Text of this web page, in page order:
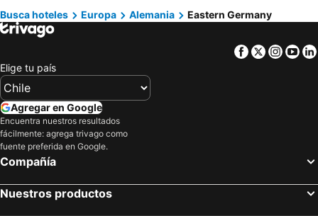
Hoteles en Chiloé
Hoteles en Isla de Pascua
Hoteles en Asunción
Hoteles en Curicó
Hoteles en Provincia de Osorno
Hoteles en Jamaica
Hoteles en Puerto Plata
Hoteles en Costa Rica
Hoteles en Panamá
Hoteles en Quintana Roo
Busca hoteles Europa Alemania Eastern Germany
Facebook
Twitter
Elige tu país
Agregar en Google
Encuentra nuestros resultados
fácilmente: agrega trivago como
fuente preferida en Google.
Compañía
Nuestros productos